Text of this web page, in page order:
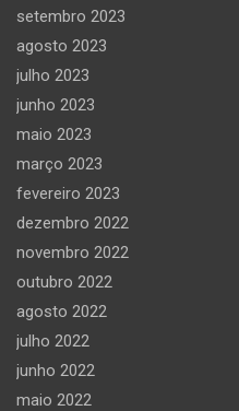
setembro 2023
agosto 2023
julho 2023
junho 2023
maio 2023
março 2023
fevereiro 2023
dezembro 2022
novembro 2022
outubro 2022
agosto 2022
julho 2022
junho 2022
maio 2022